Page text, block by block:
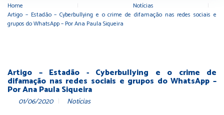
Home Notícias
Artigo – Estadão – Cyberbullying e o crime de difamação nas redes sociais e
grupos do WhatsApp – Por Ana Paula Siqueira
Artigo – Estadão - Cyberbullying e o crime de
difamação nas redes sociais e grupos do WhatsApp –
Por Ana Paula Siqueira
01/06/2020 Notícias